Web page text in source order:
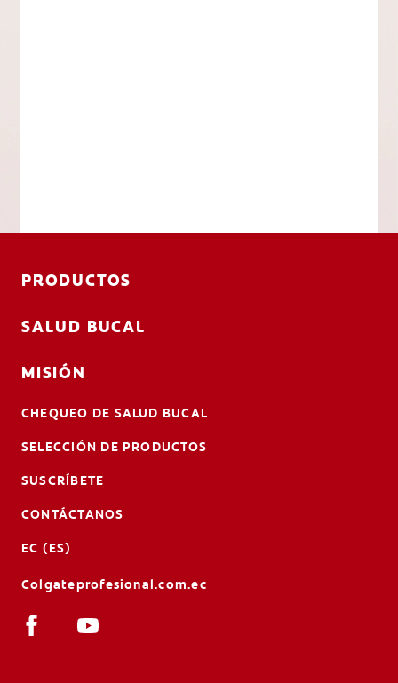
PRODUCTOS
SALUD BUCAL
MISIÓN
CHEQUEO DE SALUD BUCAL
SELECCIÓN DE PRODUCTOS
SUSCRÍBETE
CONTÁCTANOS
EC (ES)
Colgateprofesional.com.ec